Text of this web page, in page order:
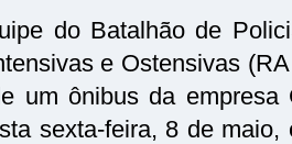
do Batalhão de
e Ostensivas
um ônibus da empresa
sexta-feira, 8 de maio,